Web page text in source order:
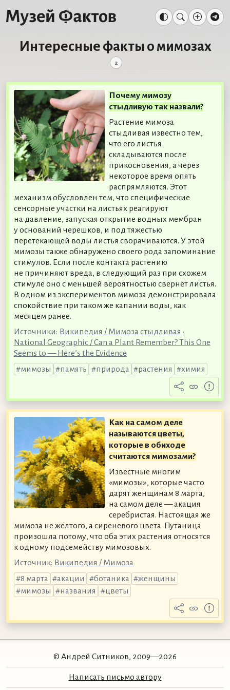
Интересные факты о мимозах
2
Почему мимозу
стыдливую так назвали?
Растение мимоза
стыдливая известно тем,
что его листья
складываются после
прикосновения, а через
некоторое время опять
распрямляются. Этот
механизм обусловлен тем, что специфические
сенсорные участки на листьях реагируют
на давление, запуская открытие водных мембран
у оснований черешков, и под тяжестью
перетекающей воды листья сворачиваются. У этой
мимозы также обнаружено своего рода запоминание
стимулов. Если после контакта растению
не причиняют вреда, в следующий раз при схожем
стимуле оно с меньшей вероятностью свернёт листья.
В одном из экспериментов мимоза демонстрировала
спокойствие при таком же капании воды, как
месяцем ранее.
Источники: Википедия / Мимоза стыдливая •
National Geographic / Can a Plant Remember? This One
Seems to — Here’s the Evidence
мимозы
память природа растения химия
Как на самом деле
называются цветы,
которые в обиходе
считаются мимозами?
Известные многим
«мимозы», которые часто
дарят женщинам 8 марта,
на самом деле — акация
серебристая. Настоящая же
мимоза не жёлтого, а сиреневого цвета. Путаница
произошла потому, что оба этих растения относятся
к одному подсемейству мимозовых.
Источник: Википедия / Мимоза
8 марта
акации ботаника
женщины
мимозы
названия цветы
© Андрей Ситников, 2009—2026
Написать письмо автору